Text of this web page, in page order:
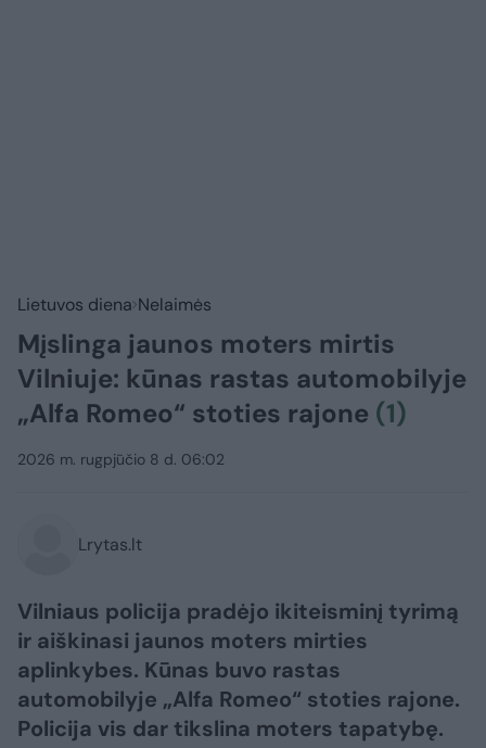
Lietuvos diena Nelaimės
Mįslinga jaunos moters mirtis
Vilniuje: kūnas rastas automobilyje
„Alfa Romeo“ stoties rajone (1)
2026 m. rugpjūčio 8 d. 06:02
Lrytas.lt
Vilniaus policija pradėjo ikiteisminį tyrimą
ir aiškinasi jaunos moters mirties
aplinkybes. Kūnas buvo rastas
automobilyje „Alfa Romeo“ stoties rajone.
Policija vis dar tikslina moters tapatybę.